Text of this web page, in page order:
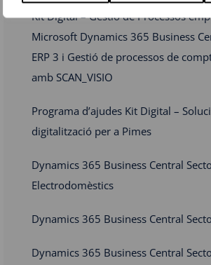
Kit Digital – Gestió de Processos
Microsoft Dynamics 365 Business
ERP 3 i Gestió de processos de
amb SCAN_VISIO
Programa d’ajudes Kit Digital –
digitalització per a Pimes
Dynamics 365 Business Central
Electrodomèstics
Dynamics 365 Business Central
Dynamics 365 Business Central